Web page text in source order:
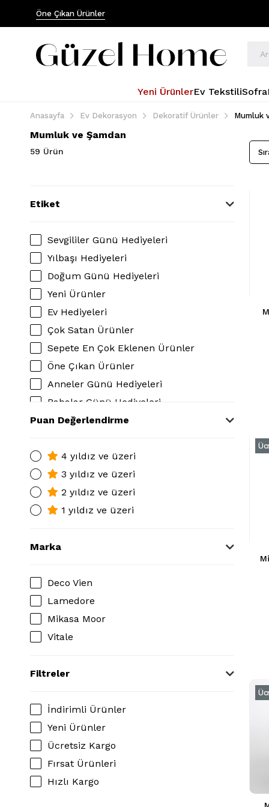
Öne Çıkan Ürünler
Yeni ÜrünlerEv TekstiliSofra
Anasayfa Ev Dekorasyon Dekoratif Ürünler Mumluk
Mumluk ve Şamdan
Etiket
Sevgililer Günü Hediyeleri
Yılbaşı Hediyeleri
Doğum Günü Hediyeleri
Yeni Ürünler
Ev Hediyeleri
Çok Satan Ürünler
Sepete En Çok Eklenen Ürünler
Öne Çıkan Ürünler
Anneler Günü Hediyeleri
Babalar Günü Hediyeleri
Avantajlı Ürünler
Puan Değerlendirme
4 yıldız ve üzeri
3 yıldız ve üzeri
2 yıldız ve üzeri
1 yıldız ve üzeri
Marka
Deco Vien
Lamedore
Mikasa Moor
Vitale
Filtreler
İndirimli Ürünler
Yeni Ürünler
Ücretsiz Kargo
Fırsat Ürünleri
Hızlı Kargo
59 Ürün